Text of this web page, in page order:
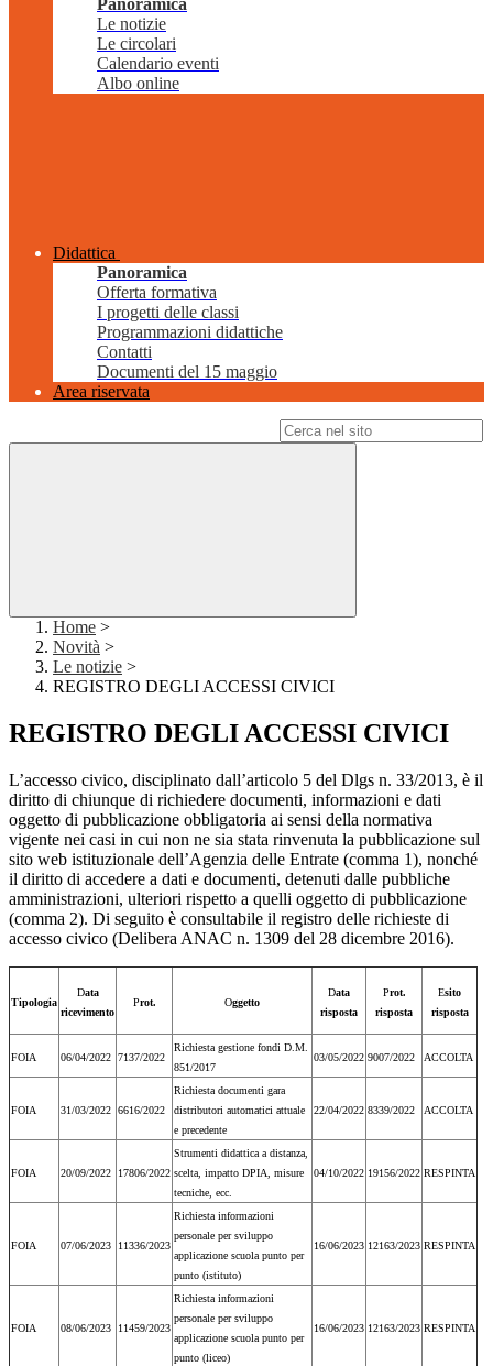
Panoramica
Le notizie
Le circolari
Calendario eventi
Albo online
Didattica
Panoramica
Offerta formativa
I progetti delle classi
Programmazioni didattiche
Contatti
Documenti del 15 maggio
Area riservata
Home >
Novità >
Le notizie >
REGISTRO DEGLI ACCESSI CIVICI
REGISTRO DEGLI ACCESSI CIVICI
L’accesso civico, disciplinato dall’articolo 5 del Dlgs n. 33/2013, è il
diritto di chiunque di richiedere documenti, informazioni e dati
oggetto di pubblicazione obbligatoria ai sensi della normativa
vigente nei casi in cui non ne sia stata rinvenuta la pubblicazione sul
sito web istituzionale dell’Agenzia delle Entrate (comma 1), nonché
il diritto di accedere a dati e documenti, detenuti dalle pubbliche
amministrazioni, ulteriori rispetto a quelli oggetto di pubblicazione
(comma 2). Di seguito è consultabile il registro delle richieste di
accesso civico (Delibera ANAC n. 1309 del 28 dicembre 2016).
Tipologia
Data
ricevimento
Prot. Oggetto
Data
risposta
Prot.
risposta
Esito
risposta
FOIA 06/04/2022 7137/2022
Richiesta gestione fondi D.M.
851/2017
03/05/2022 9007/2022 ACCOLTA
FOIA 31/03/2022 6616/2022
Richiesta documenti gara
distributori automatici attuale
e precedente
22/04/2022 8339/2022 ACCOLTA
FOIA 20/09/2022 17806/2022
Strumenti didattica a distanza,
scelta, impatto DPIA, misure
tecniche, ecc.
04/10/2022 19156/2022 RESPINTA
FOIA 07/06/2023 11336/2023
Richiesta informazioni
personale per sviluppo
applicazione scuola punto per
punto (istituto)
16/06/2023 12163/2023 RESPINTA
FOIA 08/06/2023 11459/2023
Richiesta informazioni
personale per sviluppo
applicazione scuola punto per
punto (liceo)
16/06/2023 12163/2023 RESPINTA